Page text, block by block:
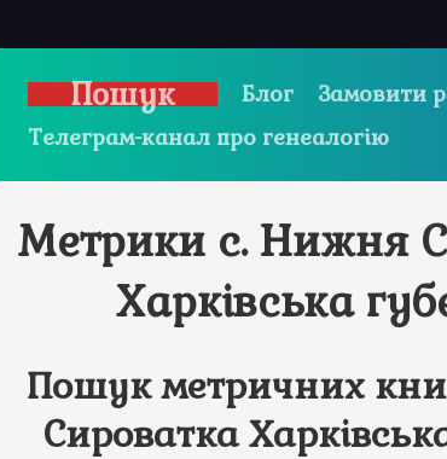
Пошук Блог
Замовити
Телеграм-канал про генеалогію
Метрики с. Нижня
Харківська
Пошук метричних
Сироватка